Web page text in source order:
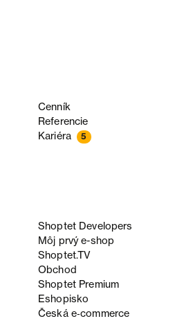
Cenník
Referencie
Kariéra 5
Shoptet Developers
Môj prvý e-shop
Shoptet.TV
Obchod
Shoptet Premium
Eshopisko
Česká e‑commerce